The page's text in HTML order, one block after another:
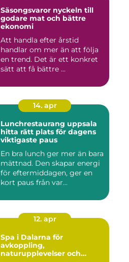
Säsongsvaror nyckeln till
godare mat och bättre
ekonomi
Att handla efter årstid
handlar om mer än att följa
en trend. Det är ett konkret
sätt att få bättre ...
14. apr
Lunchrestaurang uppsala
hitta rätt plats för dagens
viktigaste paus
En bra lunch ger mer än bara
mättnad. Den skapar energi
för eftermiddagen, ger en
kort paus från var...
12. apr
Spa i Dalarna för
avkoppling,
naturupplevelser och